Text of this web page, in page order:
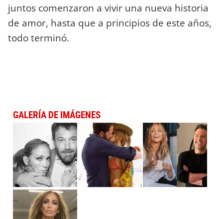
juntos comenzaron a vivir una nueva historia
de amor, hasta que a principios de este años,
todo terminó.
GALERÍA DE IMÁGENES